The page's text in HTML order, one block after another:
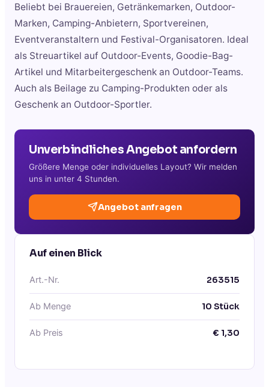
Beliebt bei Brauereien, Getränkemarken, Outdoor-
Marken, Camping-Anbietern, Sportvereinen,
Eventveranstaltern und Festival-Organisatoren. Ideal
als Streuartikel auf Outdoor-Events, Goodie-Bag-
Artikel und Mitarbeitergeschenk an Outdoor-Teams.
Auch als Beilage zu Camping-Produkten oder als
Geschenk an Outdoor-Sportler.
Unverbindliches Angebot anfordern
Größere Menge oder individuelles Layout? Wir melden
uns in unter 4 Stunden.
Angebot anfragen
Auf einen Blick
Art.-Nr. 263515
Ab Menge 10 Stück
Ab Preis € 1,30